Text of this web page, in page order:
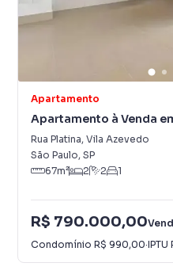
Apartamento
Apartamento à Venda
Rua Platina, Vila Azevedo
São Paulo, SP
67m² 2 2 1
R$ 790.000,00
Condomínio R$ 990,00·IPTU